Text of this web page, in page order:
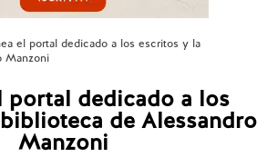
el portal dedicado a los escritos y la
Manzoni
portal dedicado a los
de Alessandro
Manzoni